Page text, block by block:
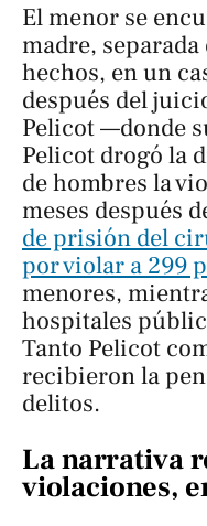
El menor se
madre,
hechos, en un
después del
Pelicot —donde
Pelicot drogó la
de hombres la
meses después
de prisión del
por violar a 299
menores,
hospitales
Tanto Pelicot
recibieron la
delitos.
La narrativa
violaciones,